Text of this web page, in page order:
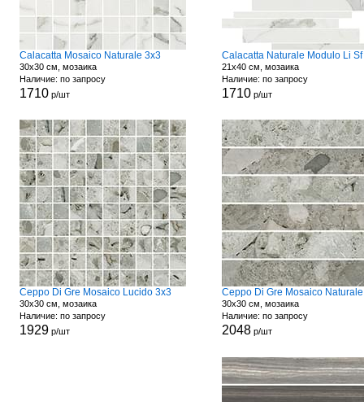
Calacatta Mosaico Naturale 3x3
30x30 см, мозаика
Наличие: по запросу
1710р/шт
Calacatta Naturale Modulo Li Sf
21x40 см, мозаика
Наличие: по запросу
1710р/шт
Ceppo Di Gre Mosaico Lucido 3x3
30x30 см, мозаика
Наличие: по запросу
1929р/шт
30x30 см, мозаика
Наличие: по запросу
2048р/шт